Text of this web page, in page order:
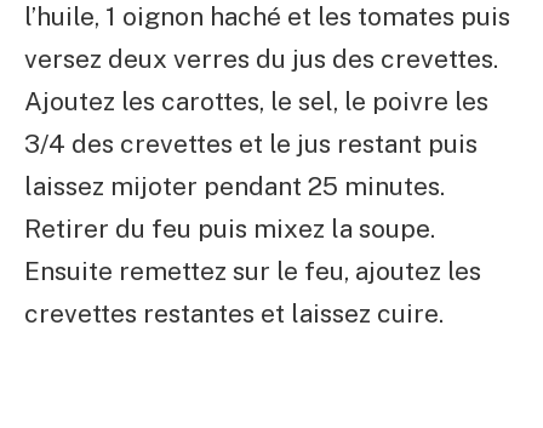
l’huile, 1 oignon haché et les tomates puis
versez deux verres du jus des crevettes.
Ajoutez les carottes, le sel, le poivre les
3/4 des crevettes et le jus restant puis
laissez mijoter pendant 25 minutes.
Retirer du feu puis mixez la soupe.
Ensuite remettez sur le feu, ajoutez les
crevettes restantes et laissez cuire.